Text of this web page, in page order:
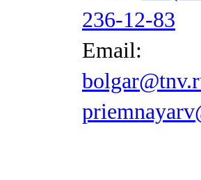
236-12-83
Email: